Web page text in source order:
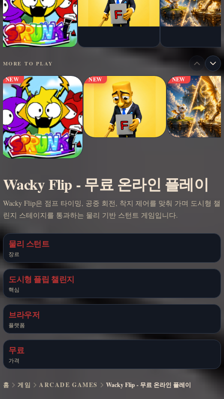
MORE TO PLAY
NEW NEW NEW
Wacky Flip - 무료 온라인 플레이
Wacky Flip은 점프 타이밍, 공중 회전, 착지 제어를 맞춰 가며 도시형 챌
린지 스테이지를 통과하는 물리 기반 스턴트 게임입니다.
물리 스턴트
장르
도시형 플립 챌린지
핵심
브라우저
플랫폼
무료
가격
홈 게임 ARCADE GAMES Wacky Flip - 무료 온라인 플레이